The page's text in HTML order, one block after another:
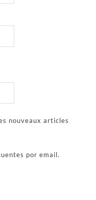
nouveaux articles
por email.